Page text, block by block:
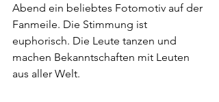
Abend ein beliebtes Fotomotiv auf der
Fanmeile. Die Stimmung ist
euphorisch. Die Leute tanzen und
machen Bekanntschaften mit Leuten
aus aller Welt.